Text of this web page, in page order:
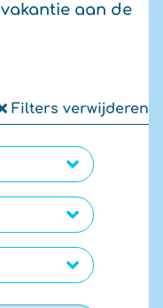
vakantie aan de
Filters verwijderen